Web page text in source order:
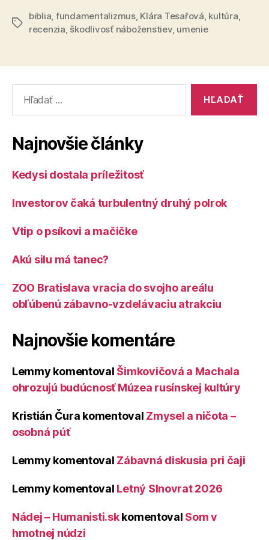
Značky
biblia, fundamentalizmus, Klára Tesařová, kultúra,
recenzia, škodlivosť náboženstiev, umenie
Najnovšie články
Kedysi dostala príležitosť
Investorov čaká turbulentný druhý polrok
Vtip o psíkovi a mačičke
Akú silu má tanec?
ZOO Bratislava vracia do svojho areálu
obľúbenú zábavno-vzdelávaciu atrakciu
Najnovšie komentáre
Lemmy komentoval Šimkovičová a Machala
ohrozujú budúcnosť Múzea rusínskej kultúry
Kristián Čura komentoval Zmysel a ničota –
osobná púť
Lemmy komentoval Zábavná diskusia pri čaji
Lemmy komentoval Letný Slnovrat 2026
Nádej – Humanisti.skkomentoval Som v
hmotnej núdzi